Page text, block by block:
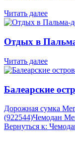
Читать далее
Отдых в
Читать далее
Балеарские
Дорожная сумка
(922544)Чемодан
Вернуться к: